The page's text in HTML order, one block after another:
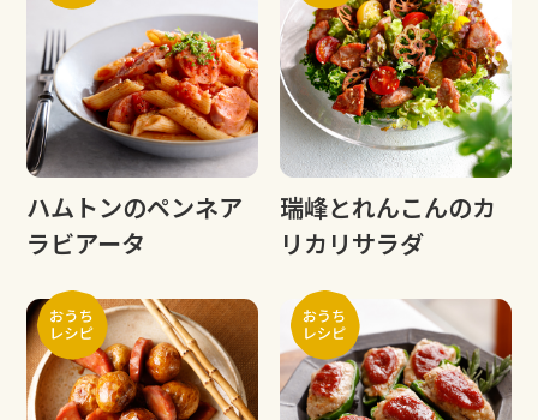
ハムトンのペンネア
ラビアータ
瑞峰とれんこんのカ
リカリサラダ